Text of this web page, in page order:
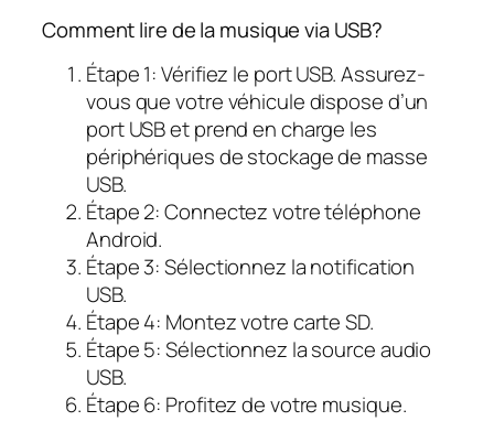
Comment lire de la musique via USB?
Étape 1: Vérifiez le port USB. Assurez-
vous que votre véhicule dispose d’un
port USB et prend en charge les
périphériques de stockage de masse
USB.
Étape 2: Connectez votre téléphone
Android.
Étape 3: Sélectionnez la notification
USB.
Étape 4: Montez votre carte SD.
Étape 5: Sélectionnez la source audio
USB.
Étape 6: Profitez de votre musique.